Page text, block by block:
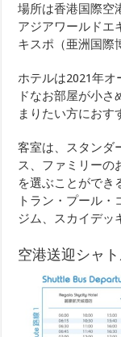
場所は香港国際空
アジアワールドエ
キスポ（亜洲国際
ホテルは2021年
ドなお部屋が小
まりたい方におす
客室は、スタンダ
ス、ファミリーの
を選ぶことができ
トラン・プール
ジム、スカイデッ
空港送迎シャ